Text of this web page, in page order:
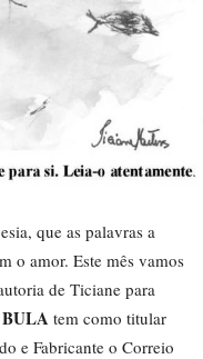
que as palavras a
o amor. Este mês vamos
de Ticiane para
tem como titular
e Fabricante o Correio